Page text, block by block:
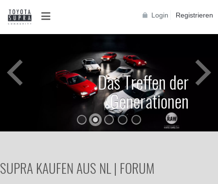
Login Registrieren
Das Treffen der
Generationen
SUPRA KAUFEN AUS NL | FORUM